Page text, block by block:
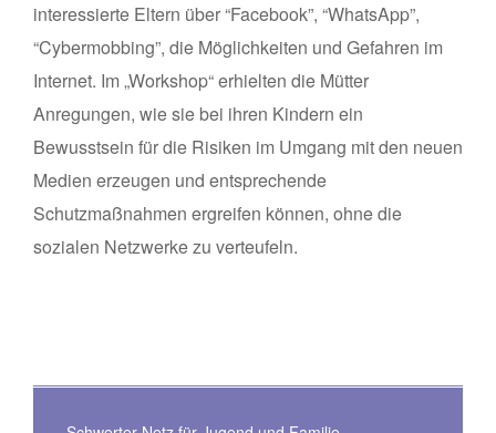
interessierte Eltern über “Facebook”, “WhatsApp”,
“Cybermobbing”, die Möglichkeiten und Gefahren im
Internet. Im „Workshop“ erhielten die Mütter
Anregungen, wie sie bei ihren Kindern ein
Bewusstsein für die Risiken im Umgang mit den neuen
Medien erzeugen und entsprechende
Schutzmaßnahmen ergreifen können, ohne die
sozialen Netzwerke zu verteufeln.